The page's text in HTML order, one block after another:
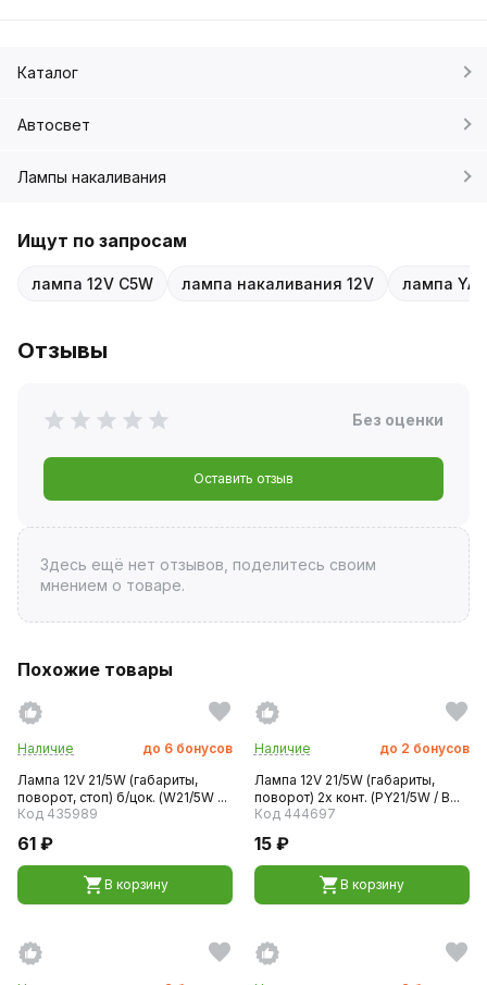
Каталог
Автосвет
Лампы накаливания
Ищут по запросам
лампа 12V C5W лампа накаливания 12V лампа
Отзывы
Без оценки
Оставить отзыв
Здесь ещё нет отзывов, поделитесь своим
мнением о товаре.
Похожие товары
Наличие до 6 бонусов
Лампа 12V 21/5W (габариты,
поворот, стоп) б/цок. (W21/5W ...
Код 435989
61 ₽
В корзину
Наличие до 2 бонусов
Лампа 12V 21/5W (габариты,
поворот) 2х конт. (PY21/5W / B...
Код 444697
15 ₽
В корзину